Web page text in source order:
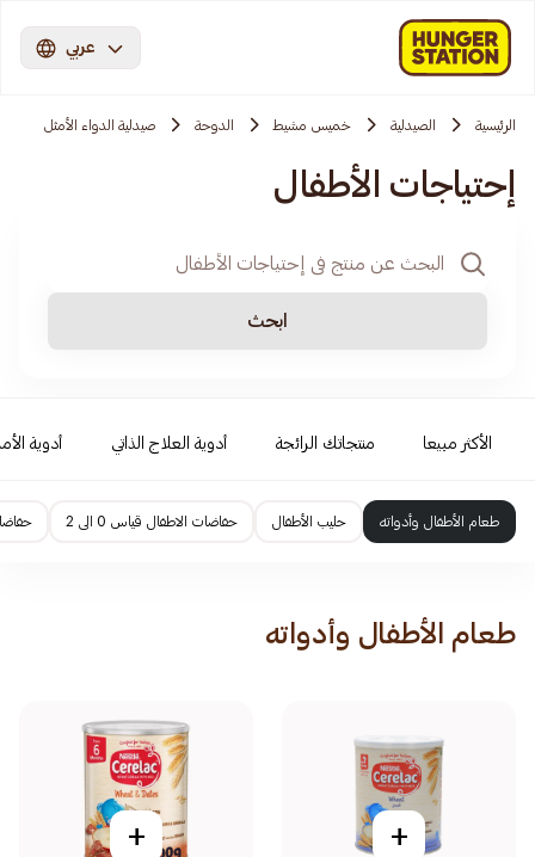
عربي
الرئيسية الصيدلية خميس مشيط الدوحة صيدلية الدواء الأمثل
إحتياجات الأطفال
ابحث
الأكثر مبيعا منتجاتك الرائجة أدوية العلاج الذاتي أدوية
طعام الأطفال وأدواته حليب الأطفال حفاضات الاطفال قياس 0 الى 2
طعام الأطفال وأدواته
+
+